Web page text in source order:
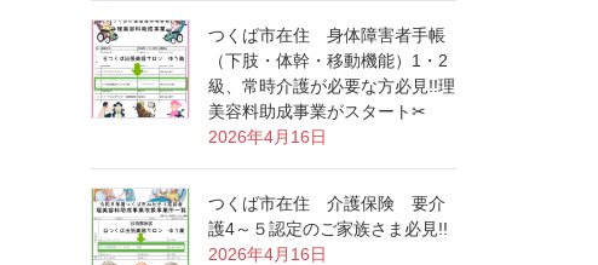
つくば市在住 身体障害者手帳
（下肢・体幹・移動機能）1・2
級、常時介護が必要な方必見!!理
美容料助成事業がスタート✂
2026年4月16日
つくば市在住 介護保険 要介
護4～５認定のご家族さま必見!!
2026年4月16日